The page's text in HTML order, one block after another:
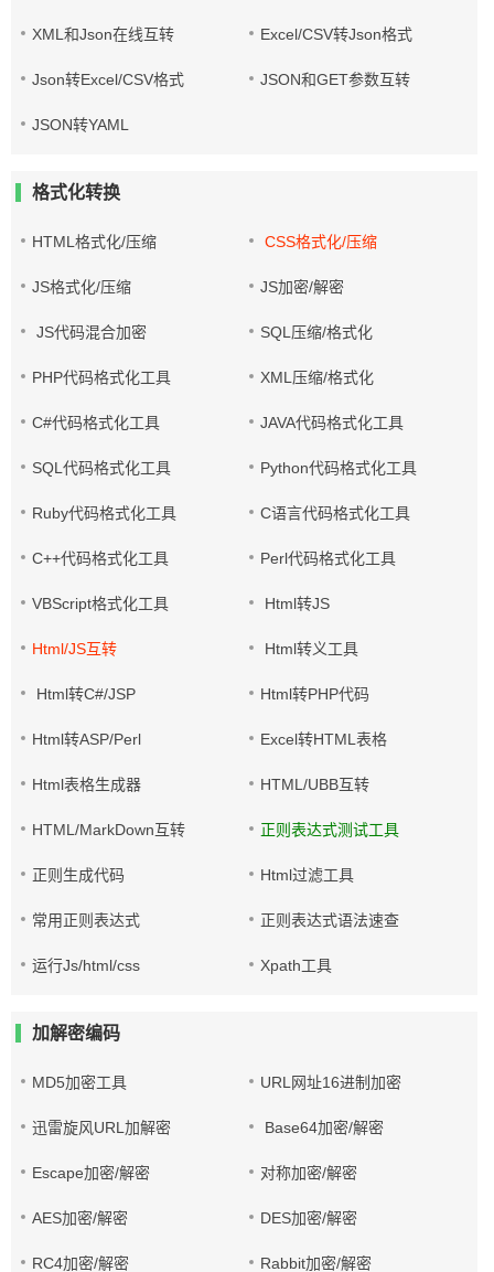
XML和Json在线互转 Excel/CSV转Json格式
Json转Excel/CSV格式 JSON和GET参数互转
JSON转YAML
格式化转换
HTML格式化/压缩 CSS格式化/压缩
JS格式化/压缩 JS加密/解密
JS代码混合加密 SQL压缩/格式化
PHP代码格式化工具 XML压缩/格式化
C#代码格式化工具 JAVA代码格式化工具
SQL代码格式化工具 Python代码格式化工具
Ruby代码格式化工具 C语言代码格式化工具
C++代码格式化工具 Perl代码格式化工具
VBScript格式化工具 Html转JS
Html/JS互转 Html转义工具
Html转C#/JSP Html转PHP代码
Html转ASP/Perl Excel转HTML表格
Html表格生成器 HTML/UBB互转
HTML/MarkDown互转 正则表达式测试工具
正则生成代码 Html过滤工具
常用正则表达式 正则表达式语法速查
运行Js/html/css Xpath工具
加解密编码
MD5加密工具 URL网址16进制加密
迅雷旋风URL加解密 Base64加密/解密
Escape加密/解密 对称加密/解密
AES加密/解密 DES加密/解密
RC4加密/解密 Rabbit加密/解密